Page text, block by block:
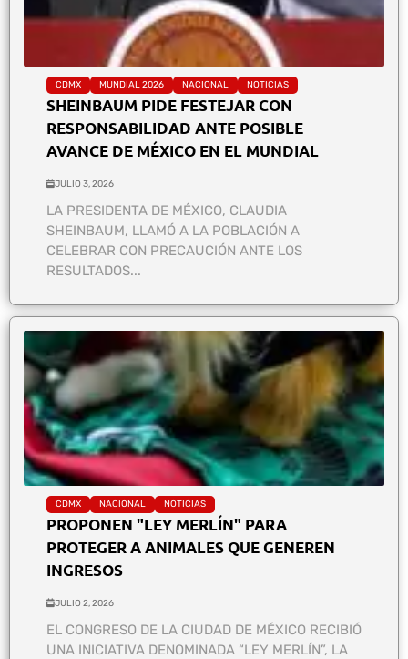
CDMX MUNDIAL 2026 NACIONAL NOTICIAS
SHEINBAUM PIDE FESTEJAR CON
RESPONSABILIDAD ANTE POSIBLE
AVANCE DE MÉXICO EN EL MUNDIAL
JULIO 3, 2026
LA PRESIDENTA DE MÉXICO, CLAUDIA
SHEINBAUM, LLAMÓ A LA POBLACIÓN A
CELEBRAR CON PRECAUCIÓN ANTE LOS
RESULTADOS...
CDMX NACIONAL NOTICIAS
PROPONEN "LEY MERLÍN" PARA
PROTEGER A ANIMALES QUE GENEREN
INGRESOS
JULIO 2, 2026
EL CONGRESO DE LA CIUDAD DE MÉXICO RECIBIÓ
UNA INICIATIVA DENOMINADA “LEY MERLÍN”, LA